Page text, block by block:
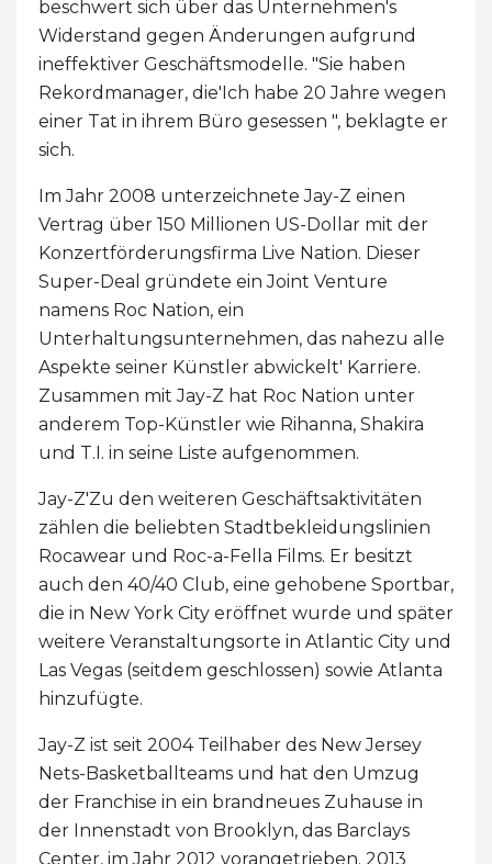
beschwert sich über das Unternehmen's
Widerstand gegen Änderungen aufgrund
ineffektiver Geschäftsmodelle. "Sie haben
Rekordmanager, die'Ich habe 20 Jahre wegen
einer Tat in ihrem Büro gesessen ", beklagte er
sich.
Im Jahr 2008 unterzeichnete Jay-Z einen
Vertrag über 150 Millionen US-Dollar mit der
Konzertförderungsfirma Live Nation. Dieser
Super-Deal gründete ein Joint Venture
namens Roc Nation, ein
Unterhaltungsunternehmen, das nahezu alle
Aspekte seiner Künstler abwickelt' Karriere.
Zusammen mit Jay-Z hat Roc Nation unter
anderem Top-Künstler wie Rihanna, Shakira
und T.I. in seine Liste aufgenommen.
Jay-Z'Zu den weiteren Geschäftsaktivitäten
zählen die beliebten Stadtbekleidungslinien
Rocawear und Roc-a-Fella Films. Er besitzt
auch den 40/40 Club, eine gehobene Sportbar,
die in New York City eröffnet wurde und später
weitere Veranstaltungsorte in Atlantic City und
Las Vegas (seitdem geschlossen) sowie Atlanta
hinzufügte.
Jay-Z ist seit 2004 Teilhaber des New Jersey
Nets-Basketballteams und hat den Umzug
der Franchise in ein brandneues Zuhause in
der Innenstadt von Brooklyn, das Barclays
Center, im Jahr 2012 vorangetrieben. 2013